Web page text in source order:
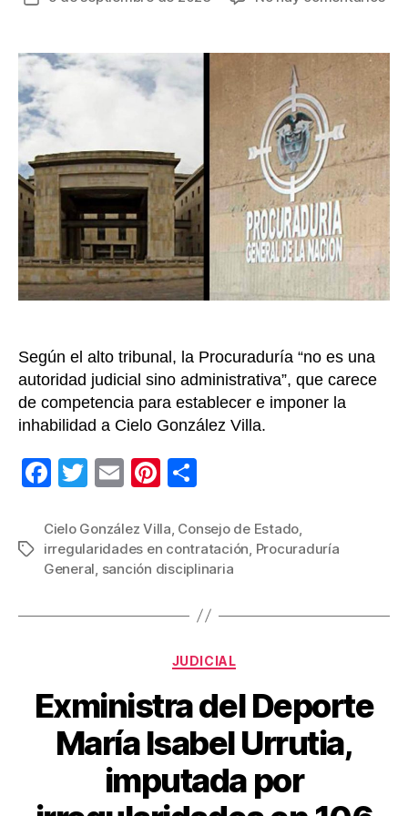
entrada
de
la
en
su
Según el alto tribunal, la Procuraduría “no es una
autoridad judicial sino administrativa”, que carece
de competencia para establecer e imponer la
inhabilidad a Cielo González Villa.
F
c
e
o
T
tt
er
E
ail
Pi
er
e
m
p
tir
Etiquetas
Cielo González Villa, Consejo de Estado,
irregularidades en contratación, Procuraduría
General, sanción disciplinaria
Categorías
JUDICIAL
Exministra del Deporte
María Isabel Urrutia,
imputada por